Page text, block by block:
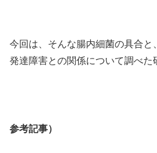
今回は、そんな腸内細菌の具合
発達障害との関係について調べた
参考記事）